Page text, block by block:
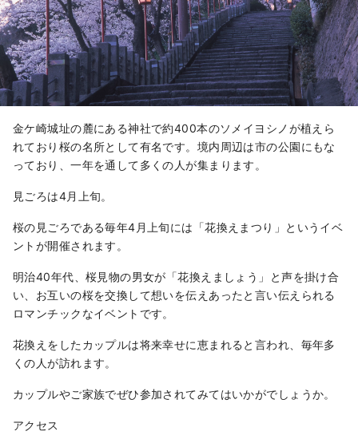
金ケ崎城址の麓にある神社で約400本のソメイヨシノが植えら
れており桜の名所として有名です。境内周辺は市の公園にもな
っており、一年を通して多くの人が集まります。
見ごろは4月上旬。
桜の見ごろである毎年4月上旬には「花換えまつり」というイベ
ントが開催されます。
明治40年代、桜見物の男女が「花換えましょう」と声を掛け合
い、お互いの桜を交換して想いを伝えあったと言い伝えられる
ロマンチックなイベントです。
花換えをしたカップルは将来幸せに恵まれると言われ、毎年多
くの人が訪れます。
カップルやご家族でぜひ参加されてみてはいかがでしょうか。
アクセス